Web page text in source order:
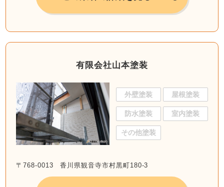
有限会社山本塗装
外壁塗装 屋根塗装
防水塗装 室内塗装
その他塗装
〒768-0013 香川県観音寺市村黒町180-3